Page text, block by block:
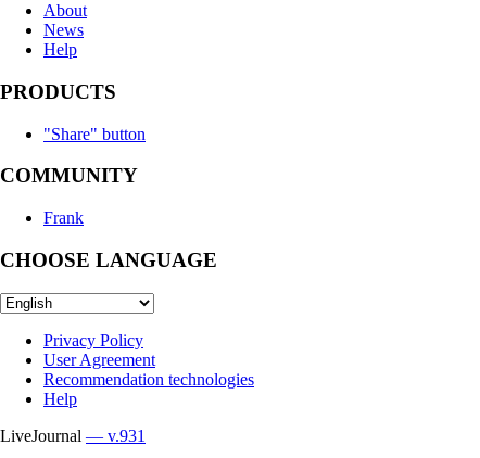
About
News
Help
PRODUCTS
"Share" button
COMMUNITY
Frank
CHOOSE LANGUAGE
Privacy Policy
User Agreement
Recommendation technologies
Help
LiveJournal — v.931